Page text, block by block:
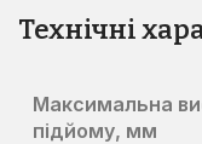
Технічні
Максимальна
підйому, мм